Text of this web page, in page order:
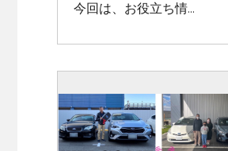
今回は、お役立ち情...